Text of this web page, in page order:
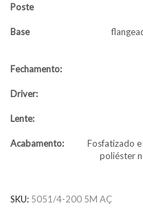
Poste
Base
Fechamento:
Driver:
Lente:
Acabamento:
Fosfatizado
poliéster
SKU: 5051/4-200 5M AÇ